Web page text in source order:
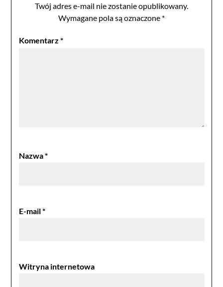
Twój adres e-mail nie zostanie opublikowany.
Wymagane pola są oznaczone *
Komentarz*
Nazwa*
E-mail*
Witryna internetowa